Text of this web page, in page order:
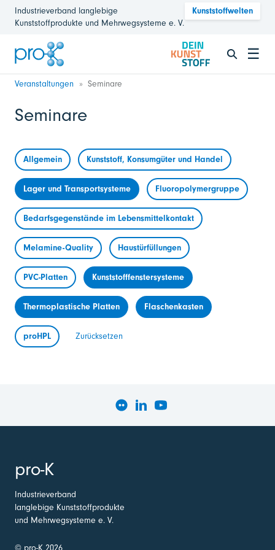
Industrieverband langlebige
Kunststoffprodukte und Mehrwegsysteme e. V.
Kunststoffwelten
☰
Veranstaltungen Seminare
Seminare
Allgemein Kunststoff, Konsumgüter und Handel
Lager und Transportsysteme Fluoropolymergruppe
Bedarfsgegenstände im Lebensmittelkontakt
Melamine-Quality Haustürfüllungen
PVC-Platten Kunststofffenstersysteme
Thermoplastische Platten Flaschenkasten
proHPL Zurücksetzen
pro-K
Industrieverband
langlebige Kunststoffprodukte
und Mehrwegsysteme e. V.
© pro-K 2026